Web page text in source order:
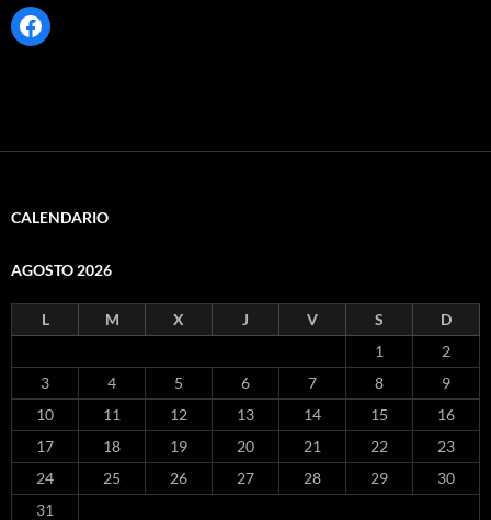
Facebook
CALENDARIO
AGOSTO 2026
L M X J V S
D
1
2
3
4 5 6 7 8
9
10
11 12 13 14 15
16
17
18 19 20 21 22
23
24
25 26 27 28 29
30
31